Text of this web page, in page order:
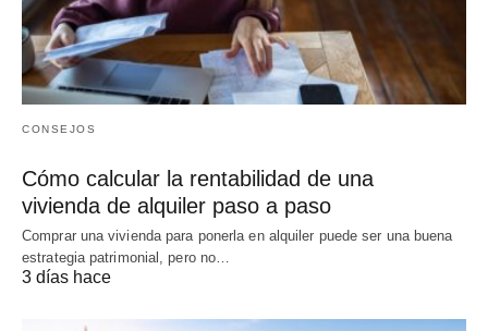
CONSEJOS
Cómo calcular la rentabilidad de una
vivienda de alquiler paso a paso
Comprar una vivienda para ponerla en alquiler puede ser una buena
estrategia patrimonial, pero no…
3 días hace